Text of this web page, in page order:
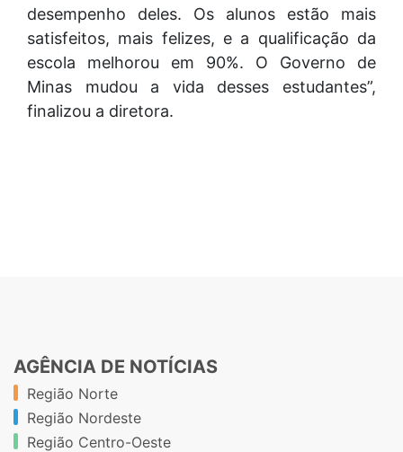
desempenho deles. Os alunos estão mais
satisfeitos, mais felizes, e a qualificação da
escola melhorou em 90%. O Governo de
Minas mudou a vida desses estudantes”,
finalizou a diretora.
AGÊNCIA DE NOTÍCIAS
Região Norte
Região Nordeste
Região Centro-Oeste